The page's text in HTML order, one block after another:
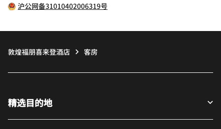
沪公网备31010402006319号
敦煌福朋喜来登酒店 客房
精选目的地